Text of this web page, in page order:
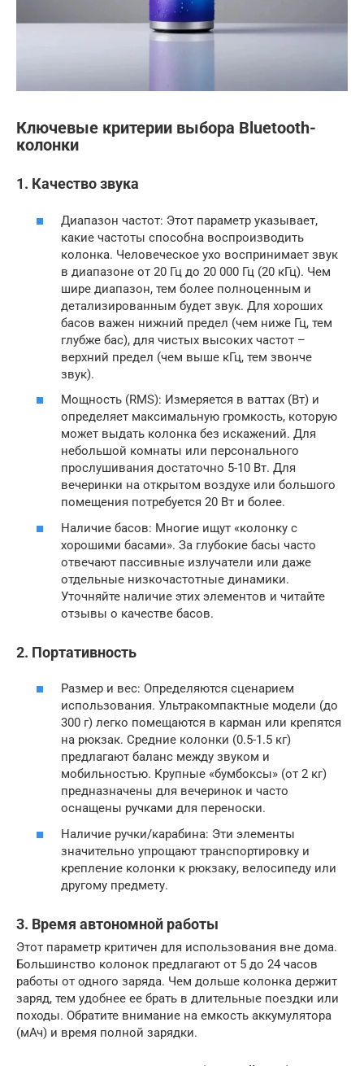
Ключевые критерии выбора Bluetooth-
колонки
1. Качество звука
Диапазон частот: Этот параметр указывает,
какие частоты способна воспроизводить
колонка. Человеческое ухо воспринимает звук
в диапазоне от 20 Гц до 20 000 Гц (20 кГц). Чем
шире диапазон, тем более полноценным и
детализированным будет звук. Для хороших
басов важен нижний предел (чем ниже Гц, тем
глубже бас), для чистых высоких частот –
верхний предел (чем выше кГц, тем звонче
звук).
Мощность (RMS): Измеряется в ваттах (Вт) и
определяет максимальную громкость, которую
может выдать колонка без искажений. Для
небольшой комнаты или персонального
прослушивания достаточно 5-10 Вт. Для
вечеринки на открытом воздухе или большого
помещения потребуется 20 Вт и более.
Наличие басов: Многие ищут «колонку с
хорошими басами». За глубокие басы часто
отвечают пассивные излучатели или даже
отдельные низкочастотные динамики.
Уточняйте наличие этих элементов и читайте
отзывы о качестве басов.
2. Портативность
Размер и вес: Определяются сценарием
использования. Ультракомпактные модели (до
300 г) легко помещаются в карман или крепятся
на рюкзак. Средние колонки (0.5-1.5 кг)
предлагают баланс между звуком и
мобильностью. Крупные «бумбоксы» (от 2 кг)
предназначены для вечеринок и часто
оснащены ручками для переноски.
Наличие ручки/карабина: Эти элементы
значительно упрощают транспортировку и
крепление колонки к рюкзаку, велосипеду или
другому предмету.
3. Время автономной работы
Этот параметр критичен для использования вне дома.
Большинство колонок предлагают от 5 до 24 часов
работы от одного заряда. Чем дольше колонка держит
заряд, тем удобнее ее брать в длительные поездки или
походы. Обратите внимание на емкость аккумулятора
(мАч) и время полной зарядки.